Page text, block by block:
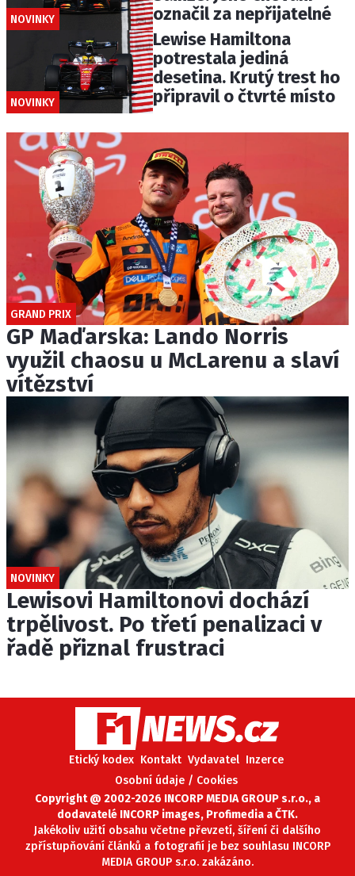
NOVINKY
označil za nepřijatelné
NOVINKY
Lewise Hamiltona
potrestala jediná
desetina. Krutý trest ho
připravil o čtvrté místo
GRAND PRIX
GP Maďarska: Lando Norris
využil chaosu u McLarenu a slaví
vítězství
NOVINKY
Lewisovi Hamiltonovi dochází
trpělivost. Po třetí penalizaci v
řadě přiznal frustraci
Etický kodex Kontakt Vydavatel Inzerce
Osobní údaje / Cookies
Copyright @ 2002-2026 INCORP MEDIA GROUP s.r.o., a
dodavatelé INCORP images, Profimedia a ČTK.
Jakékoliv užití obsahu včetne převzetí, šíření či dalšího
zpřístupňování článků a fotografií je bez souhlasu INCORP
MEDIA GROUP s.r.o. zakázáno.